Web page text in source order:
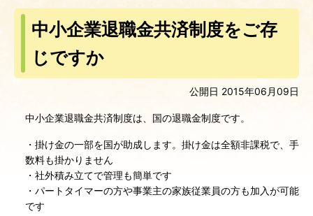
中小企業退職金共済制度をご存
じですか
公開日 2015年06月09日
中小企業退職金共済制度は、国の退職金制度です。
・掛け金の一部を国が助成します。掛け金は全額非課税で、手
数料も掛かりません
・社外積み立てで管理も簡単です
・パートタイマーの方や事業主の家族従業員の方も加入が可能
です